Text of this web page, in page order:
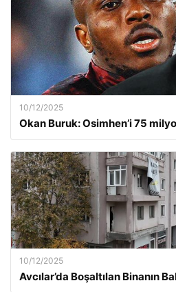
10/12/2025
Okan Buruk: Osimhen’i 75
10/12/2025
Avcılar’da Boşaltılan Binanın